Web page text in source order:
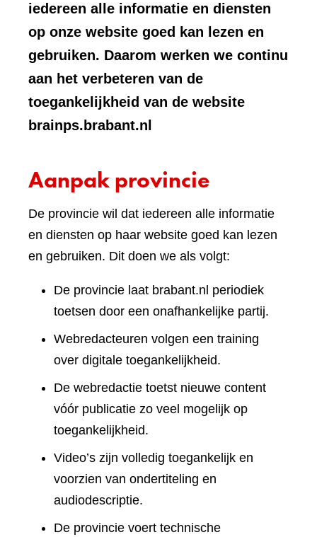
iedereen alle informatie en diensten
op onze website goed kan lezen en
gebruiken. Daarom werken we continu
aan het verbeteren van de
toegankelijkheid van de website
brainps.brabant.nl
Aanpak provincie
De provincie wil dat iedereen alle informatie
en diensten op haar website goed kan lezen
en gebruiken. Dit doen we als volgt:
De provincie laat brabant.nl periodiek
toetsen door een onafhankelijke partij.
Webredacteuren volgen een training
over digitale toegankelijkheid.
De webredactie toetst nieuwe content
vóór publicatie zo veel mogelijk op
toegankelijkheid.
Video’s zijn volledig toegankelijk en
voorzien van ondertiteling en
audiodescriptie.
De provincie voert technische